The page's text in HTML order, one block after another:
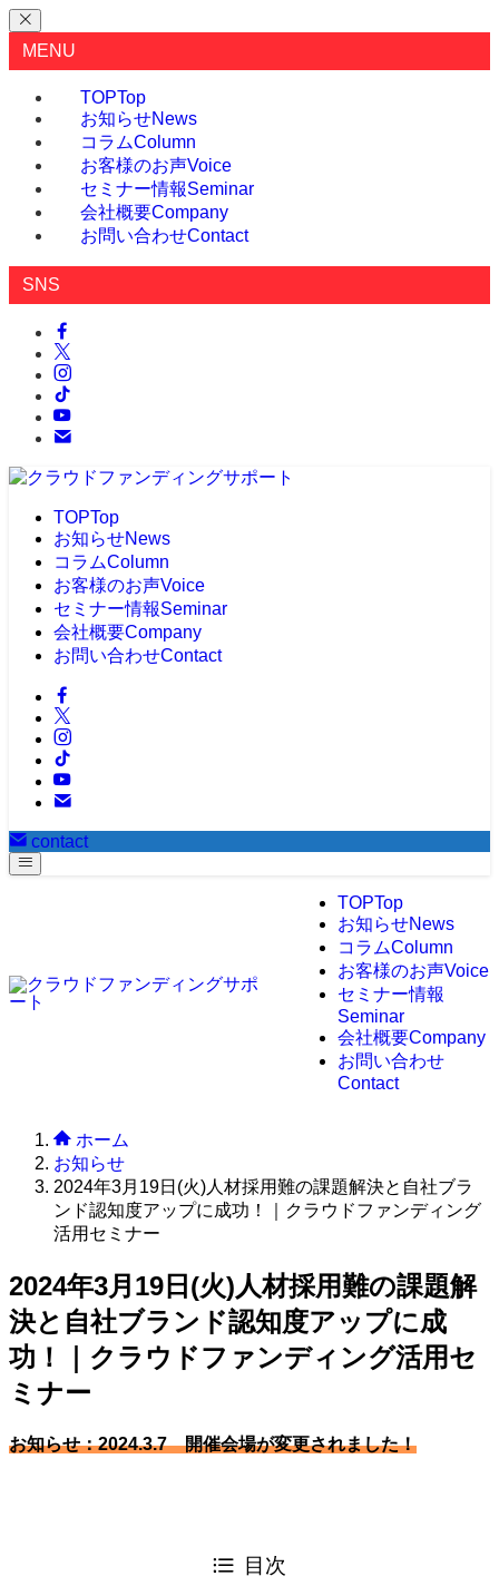
MENU
TOPTop
お知らせNews
コラムColumn
お客様のお声Voice
セミナー情報Seminar
会社概要Company
お問い合わせContact
SNS
TOPTop
お知らせNews
コラムColumn
お客様のお声Voice
セミナー情報Seminar
会社概要Company
お問い合わせContact
contact
TOPTop
お知らせNews
コラムColumn
お客様のお声Voice
セミナー情報
Seminar
会社概要Company
お問い合わせ
Contact
ホーム
お知らせ
2024年3月19日(火)人材採用難の課題解決と自社ブラ
ンド認知度アップに成功！｜クラウドファンディング
活用セミナー
2024年3月19日(火)人材採用難の課題解
決と自社ブランド認知度アップに成
功！｜クラウドファンディング活用セ
ミナー
お知らせ：2024.3.7 開催会場が変更されました！
目次